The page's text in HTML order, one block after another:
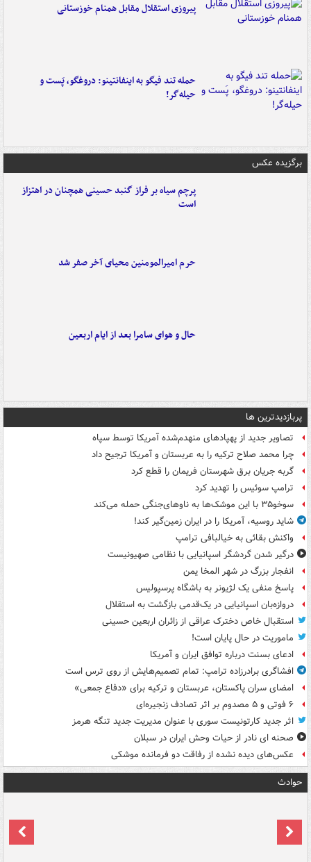
پیروزی استقلال مقابل همنام خوزستانی
حمله تند فیگو به اینفانتینو: دروغگو، پَست‌ و
حیله‌گر!
برگزیده عکس
پرچم سیاه بر فراز گنبد حسینی همچنان در اهتزاز
است
حرم امیرالمومنین محیای آخر صفر شد
حال و هوای سامرا بعد از ایام اربعین
پربازدیدترین ها
تصاویر جدید از پهپادهای منهدم‌شده آمریکا توسط سپاه
چرا محمد صلاح ترکیه را به عربستان و آمریکا ترجیح داد
گربه جریان برق شهرستان فریمان را قطع کرد
ترامپ سوئیس را تهدید کرد
سوخو۳۵ با این موشک‌ها به ناوهای‌جنگی حمله می‌کند
شاید روسیه، آمریکا را در ایران زمین‌گیر کند!
واکنش بقائی به خیالبافی ترامپ
درگیر شدن گردشگر اسپانیایی با نظامی صهیونیست
انفجار بزرگ در شهر المخا یمن
پاسخ منفی یک لژیونر به باشگاه پرسپولیس
دروازه‌بان اسپانیایی در یک‌قدمی بازگشت به استقلال
استقبال خاص دخترک عراقی از زائران اربعین حسینی
ماموریت در حال پایان است!
ادعای بسنت درباره توافق ایران و آمریکا
افشاگری برادرزاده ترامپ: تمام تصمیم‌هایش از روی ترس است
امضای سران پاکستان، عربستان و ترکیه برای «دفاع جمعی»
۶ فوتی و ۵ مصدوم بر اثر تصادف زنجیره‌ای
اثر جدید کارتونیست سوری با عنوان مدیریت جدید تنگه هرمز
صحنه ای نادر از حیات وحش ایران در سبلان
عکس‌های دیده نشده از رفاقت دو فرمانده‌ موشکی
حوادث